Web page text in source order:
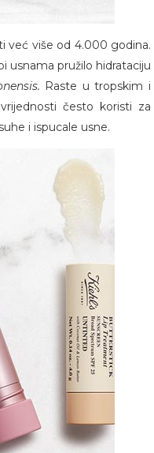
već više od 4.000 godina.
usnama pružilo hidrataciju
Raste u tropskim i
često koristi za
i ispucale usne.